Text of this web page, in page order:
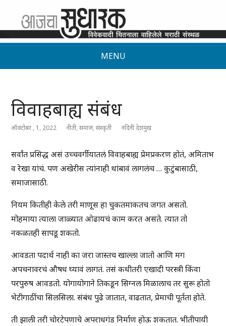
MENU
विवाहबाह्य संबंध
ऑक्टोबर , 1, 2022 नीती,समाज,संस्कृती नंदिनी देशमुख
सर्वांत प्रसिद्ध असं उच्चवर्गीयातलं विवाहबाह्य प्रेमप्रकरण होतं, अमिताभ
व रेखा यांचं. पण अखेरीस त्यांनाही थांबावं लागलंच … कुटुंबासाठी,
समाजासाठी.
नियम कितीही केले तरी माणूस हा चुकतमाकतच जगत असतो.
मोहमाया त्याला जाळ्यात ओढायचं काम करत असते. त्यात तो
नकळतही सापडू शकतो.
आवडता पदार्थ नाही का जरा जास्तच खाल्ला जातो आणि मग
अपचनावरचं औषध घ्यावं लागतं. तसं कधीतरी एखादी परस्त्री किंवा
परपुरुष आवडतो. योगायोगाने तिकडून सिग्नल मिळालाच तर सुरू होतो
भेटीगाठींचा सिलसिला. संबंध पुढे जातात, वाढतात, प्रेमाची पूर्तता होते.
ती झाली तरी चोरटेपणाचे अपराधगंड निर्माण होऊ शकतात. भीतीपायी